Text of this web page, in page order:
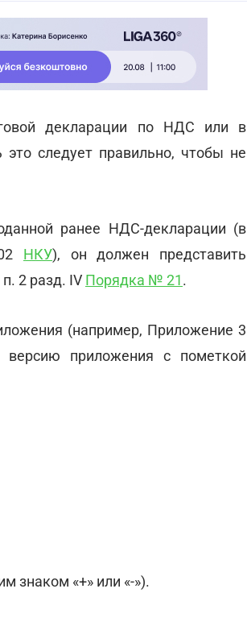
декларации по НДС или в
следует правильно, чтобы не
ранее НДС-декларации (в
НКУ), он должен представить
2 разд. IV Порядка № 21.
(например, Приложение 3
приложения с пометкой
знаком «+» или «-»).